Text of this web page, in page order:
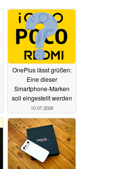
OnePlus lässt grüßen:
Eine dieser
Smartphone-Marken
soll eingestellt werden
10.07.2026